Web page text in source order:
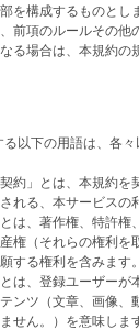
を構成するものとし
前項のルールその他
る場合は、本規約の
以下の用語は、各
契約」とは、本規約
れる、本サービスの
とは、著作権、特許
権（それらの権利を
する権利を含みます
とは、登録ユーザー
ンツ（文章、画像、
せん。）を意味しま